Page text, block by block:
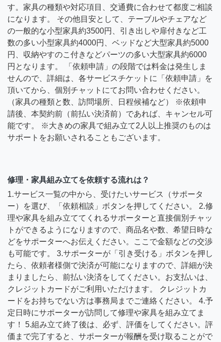
す。家具の種類や対応項目、交通費に合わせて都度ご相談
になります。 その他目安として、テーブルやチェアなど
の一般的な小型家具約3500円、引き出しや扉付きなど工
数の多い小型家具約4000円、ベッドなど大型家具約5000
円、収納やすのこ付きなどパーツの多い大型家具約6000
円となります。 「依頼申請」の段階では料金は発生しま
せんので、詳細は、各サービスチケットに「依頼申請」を
頂いてから、個別チャットにてお問い合わせください。
（家具の種類と数、訪問場所、日程候補など） ※依頼申
請後、本契約前（前払い決済前）であれば、キャンセル可
能です。 ※大きめの家具で組み立て2人以上推奨のものは
サポートをお願いされることもございます。
修理・家具組み立てを依頼する流れは？
1.サービス一覧の中から、受けたいサービス（サポータ
ー）を選び、「依頼相談」ボタンを押してください。 2.修
理や家具を組み立ててくれるサポーターと直接個別チャッ
トができるようになりますので、商品名や数、希望日時な
どをサポーターへお伝えください。ここで金額などの交渉
も可能です。 3.サポーターが「引き受ける」ボタンを押し
たら、依頼者様側で決済が可能になりますので、詳細が決
まりましたら、前払い決済をしてください。お支払いは、
クレジットカードがご利用いただけます。 クレジットカ
ードをお持ちでない方は事務局までご連絡ください。 4.予
定日時にサポーターが訪問して修理や家具を組み立てま
す！ 5.組み立て終了後は、必ず、評価をしてください。評
価まで完了すると、サポーターが報酬を受け取ることがで